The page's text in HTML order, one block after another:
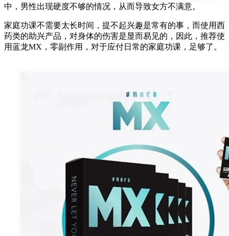
中，男性出现硬度不够的情况，从而导致女方不满意。
家庭功课不需要太长时间，提不起兴趣是常有的事，而使用西
药类的助兴产品，对身体的伤害是显而易见的，因此，推荐使
用蓝龙MX，零副作用，对于应付日常的家庭功课，足够了。